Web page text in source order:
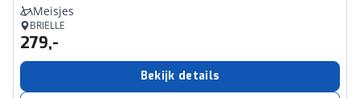
Meisjes
BRIELLE
279,-
Bekijk details